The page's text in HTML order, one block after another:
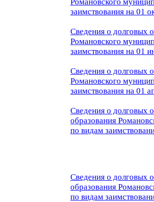
заимствования на 01
Сведения о долговых
Романовского
заимствования на 01
Сведения о долговых
Романовского
заимствования на 01
Сведения о долговых
образования
по видам
Сведения о долговых
образования
по видам